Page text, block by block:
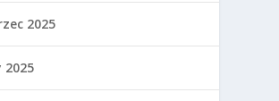
2025